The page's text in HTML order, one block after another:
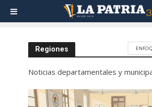
Regiones
Noticias departamentales y